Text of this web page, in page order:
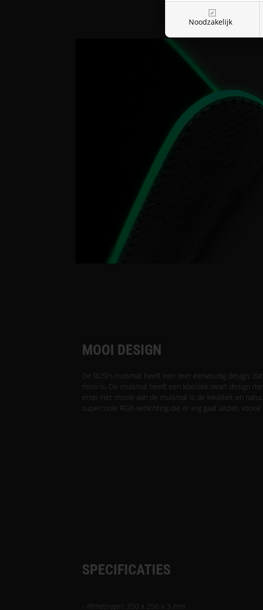
Noodzakelijk
MOOI DESIGN
De RUSH-muismat heeft een zeer eenvoudig design,
mooi is. De muismat heeft een klassiek zwart design
erop. Het mooie aan de muismat is de kwaliteit en
supercoole RGB-verlichting die er erg gaaf uitziet,
SPECIFICATIES
- Afmetingen: 350 x 250 x 3 mm